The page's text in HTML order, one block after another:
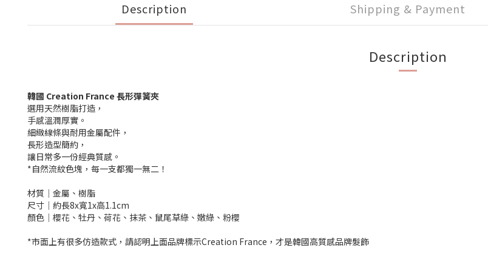
Description Shipping & Payment
Description
韓國 Creation France 長形彈簧夾
選用天然樹脂打造，
手感溫潤厚實。
細緻線條與耐用金屬配件，
長形造型簡約，
讓日常多一份經典質感。
*自然流紋色塊，每一支都獨一無二！
材質│金屬、樹脂
尺寸│約長8x寬1x高1.1cm
顏色│櫻花、牡丹、荷花、抹茶、鼠尾草綠、嫩綠、粉櫻
*市面上有很多仿造款式，請認明上面品牌標示Creation France，才是韓國高質感品牌髮飾